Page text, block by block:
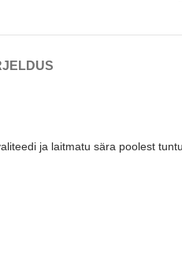
ja laitmatu sära poolest